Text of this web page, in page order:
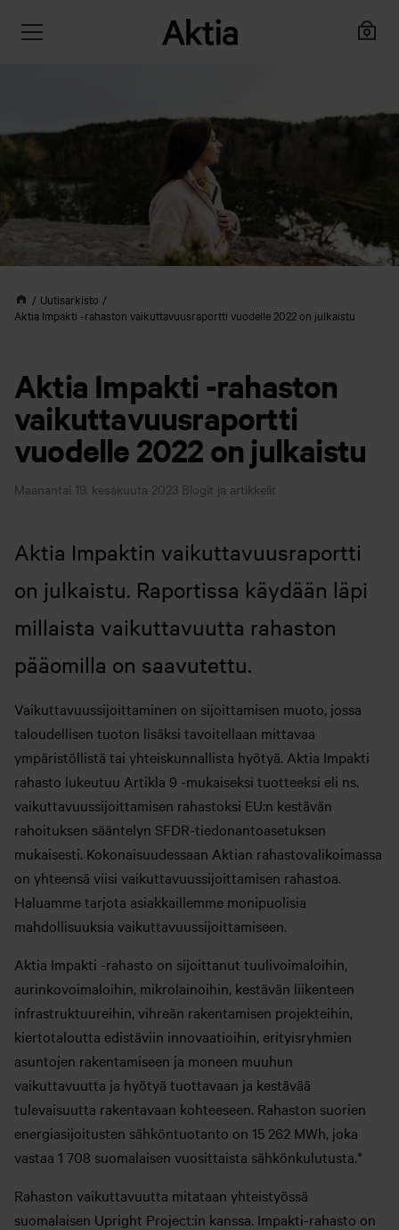
Uutisarkisto
Aktia Impakti -rahaston vaikuttavuusraportti vuodelle 2022 on julkaistu
Aktia Impakti -rahaston
vaikuttavuusraportti
vuodelle 2022 on julkaistu
Maanantai 19. kesäkuuta 2023 Blogit ja artikkelit
Aktia Impaktin vaikuttavuusraportti
on julkaistu. Raportissa käydään läpi
millaista vaikuttavuutta rahaston
pääomilla on saavutettu.
Vaikuttavuussijoittaminen on sijoittamisen muoto, jossa
taloudellisen tuoton lisäksi tavoitellaan mittavaa
ympäristöllistä tai yhteiskunnallista hyötyä. Aktia Impakti
rahasto lukeutuu Artikla 9 -mukaiseksi tuotteeksi eli ns.
vaikuttavuussijoittamisen rahastoksi EU:n kestävän
rahoituksen sääntelyn SFDR-tiedonantoasetuksen
mukaisesti. Kokonaisuudessaan Aktian rahastovalikoimassa
on yhteensä viisi vaikuttavuussijoittamisen rahastoa.
Haluamme tarjota asiakkaillemme monipuolisia
mahdollisuuksia vaikuttavuussijoittamiseen.
Aktia Impakti -rahasto on sijoittanut tuulivoimaloihin,
aurinkovoimaloihin, mikrolainoihin, kestävän liikenteen
infrastruktuureihin, vihreän rakentamisen projekteihin,
kiertotaloutta edistäviin innovaatioihin, erityisryhmien
asuntojen rakentamiseen ja moneen muuhun
vaikuttavuutta ja hyötyä tuottavaan ja kestävää
tulevaisuutta rakentavaan kohteeseen. Rahaston suorien
energiasijoitusten sähköntuotanto on 15 262 MWh, joka
vastaa 1 708 suomalaisen vuosittaista sähkönkulutusta.*
Rahaston vaikuttavuutta mitataan yhteistyössä
suomalaisen Upright Project:in kanssa. Impakti-rahasto on